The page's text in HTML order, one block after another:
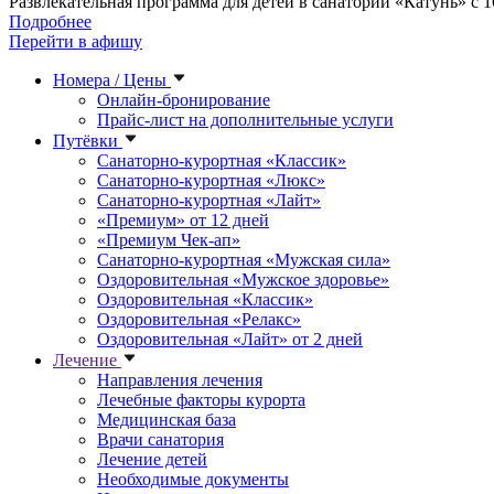
Подробнее
Перейти в афишу
Номера / Цены
Онлайн-бронирование
Прайс-лист на дополнительные услуги
Путёвки
Санаторно-курортная «Классик»
Санаторно-курортная «Люкс»
Санаторно-курортная «Лайт»
«Премиум» от 12 дней
«Премиум Чек-ап»
Санаторно-курортная «Мужская сила»
Оздоровительная «Мужское здоровье»
Оздоровительная «Классик»
Оздоровительная «Релакс»
Оздоровительная «Лайт» от 2 дней
Лечение
Направления лечения
Лечебные факторы курорта
Медицинская база
Врачи санатория
Лечение детей
Необходимые документы